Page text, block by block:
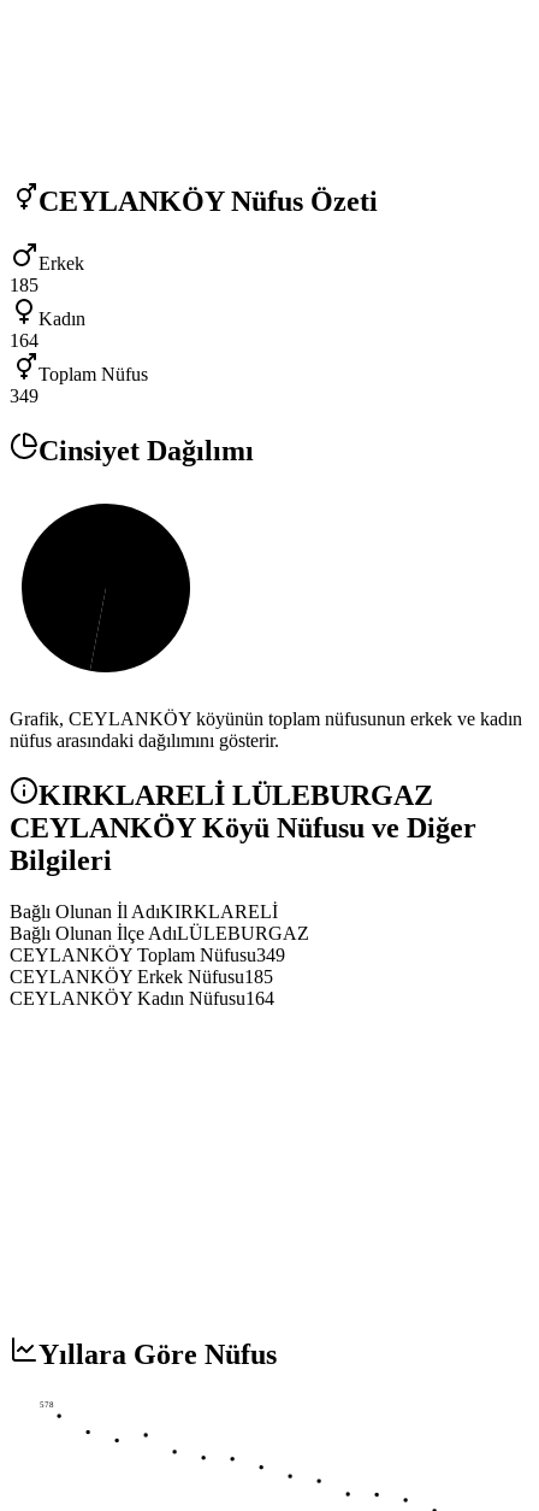
CEYLANKÖYNüfus Özeti
Erkek
185
Kadın
164
Toplam Nüfus
349
Cinsiyet Dağılımı
Grafik, CEYLANKÖY köyünün toplam nüfusunun erkek ve kadın
nüfus arasındaki dağılımını gösterir.
KIRKLARELİ LÜLEBURGAZ
CEYLANKÖYKöyü Nüfusu ve Diğer
Bilgileri
Bağlı Olunan İl AdıKIRKLARELİ
Bağlı Olunan İlçe AdıLÜLEBURGAZ
CEYLANKÖY Toplam Nüfusu349
CEYLANKÖY Erkek Nüfusu185
CEYLANKÖY Kadın Nüfusu164
Yıllara Göre Nüfus
578